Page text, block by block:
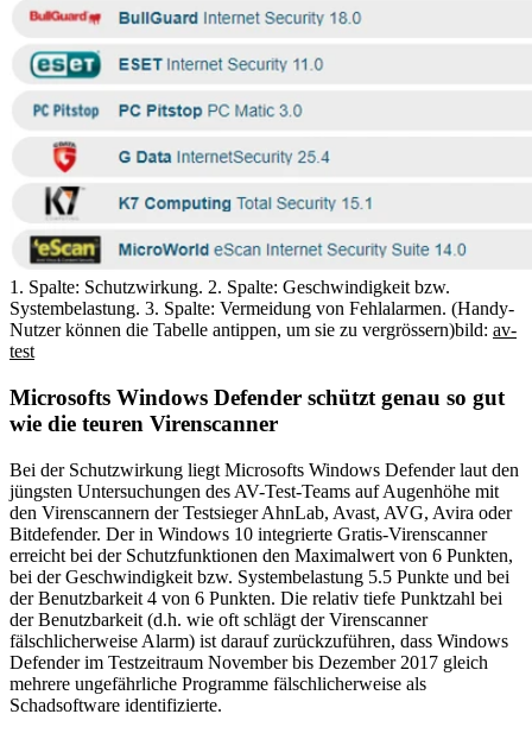
1. Spalte: Schutzwirkung. 2. Spalte: Geschwindigkeit bzw.
Systembelastung. 3. Spalte: Vermeidung von Fehlalarmen. (Handy-
Nutzer können die Tabelle antippen, um sie zu vergrössern)bild: av-
test
Microsofts Windows Defender schützt genau so gut
wie die teuren Virenscanner
Bei der Schutzwirkung liegt Microsofts Windows Defender laut den
jüngsten Untersuchungen des AV-Test-Teams auf Augenhöhe mit
den Virenscannern der Testsieger AhnLab, Avast, AVG, Avira oder
Bitdefender. Der in Windows 10 integrierte Gratis-Virenscanner
erreicht bei der Schutzfunktionen den Maximalwert von 6 Punkten,
bei der Geschwindigkeit bzw. Systembelastung 5.5 Punkte und bei
der Benutzbarkeit 4 von 6 Punkten. Die relativ tiefe Punktzahl bei
der Benutzbarkeit (d.h. wie oft schlägt der Virenscanner
fälschlicherweise Alarm) ist darauf zurückzuführen, dass Windows
Defender im Testzeitraum November bis Dezember 2017 gleich
mehrere ungefährliche Programme fälschlicherweise als
Schadsoftware identifizierte.